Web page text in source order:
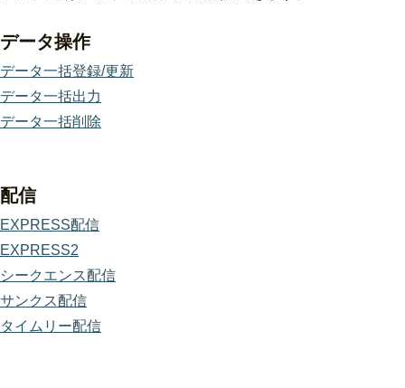
データ操作
データ一括登録/更新
データ一括出力
データ一括削除
配信
EXPRESS配信
EXPRESS2
シークエンス配信
サンクス配信
タイムリー配信